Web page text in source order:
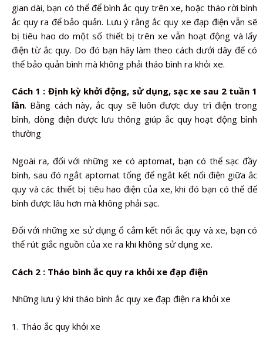
gian dài, bạn có thể để bình ắc quy trên xe, hoặc tháo rời bình
ắc quy ra để bảo quản. Lưu ý rằng ắc quy xe đạp điện vẫn sẽ
bị tiêu hao do một số thiết bị trên xe vẫn hoạt động và lấy
điện từ ắc quy. Do đó bạn hãy làm theo cách dưới dây để có
thể bảo quản bình mà không phải tháo bình ra khỏi xe.
Cách 1 : Định kỳ khởi động, sử dụng, sạc xe sau 2 tuần 1
lần. Bằng cách này, ắc quy sẽ luôn được duy trì điện trong
bình, dòng điện được lưu thông giúp ắc quy hoạt động bình
thường
Ngoài ra, đối với những xe có aptomat, bạn có thể sạc đầy
bình, sau đó ngắt aptomat tổng để ngắt kết nối điện giữa ắc
quy và các thiết bị tiêu hao điện của xe, khi đó bạn có thể để
bình được lâu hơn mà không phải sạc.
Đối với những xe sử dụng ổ cắm kết nối ắc quy và xe, bạn có
thể rút giắc nguồn của xe ra khi không sử dụng xe.
Cách 2 : Tháo bình ắc quy ra khỏi xe đạp điện
Những lưu ý khi tháo bình ắc quy xe đạp điện ra khỏi xe
1. Tháo ắc quy khỏi xe